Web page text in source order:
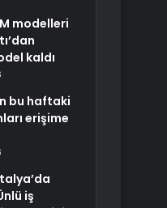
modelleri
kaldı
bu haftaki
erişime
iş